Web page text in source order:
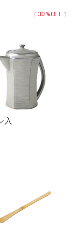
［ 30％OFF ］
入